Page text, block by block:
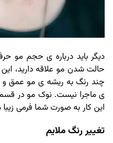
دیگر باید درباره ی حجم مو
حالت شدن مو علاقه دارید، این
چند رنگ به ریشه ی مو عمق
ی ماجرا نیست. نوک مو در
این کار به صورت شما فرمی
تغییر رنگ ملایم